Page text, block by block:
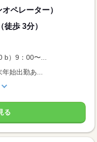
ペレーター）
歩 3分）
b）9：00〜...
始出勤あ...
る